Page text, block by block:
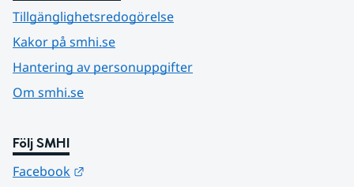
Tillgänglighetsredogörelse
Kakor på smhi.se
Hantering av personuppgifter
Om smhi.se
Följ SMHI
Facebook